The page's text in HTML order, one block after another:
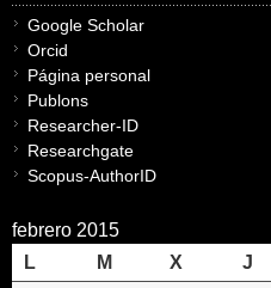
Google Scholar
Orcid
Página personal
Publons
Researcher-ID
Researchgate
Scopus-AuthorID
febrero 2015
L
M X J